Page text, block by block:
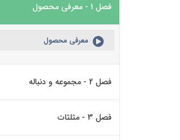
فصل 1 - معرفی محصول
معرفی محصول
فصل 2 - مجموعه و دنباله
فصل 3 - مثلثات